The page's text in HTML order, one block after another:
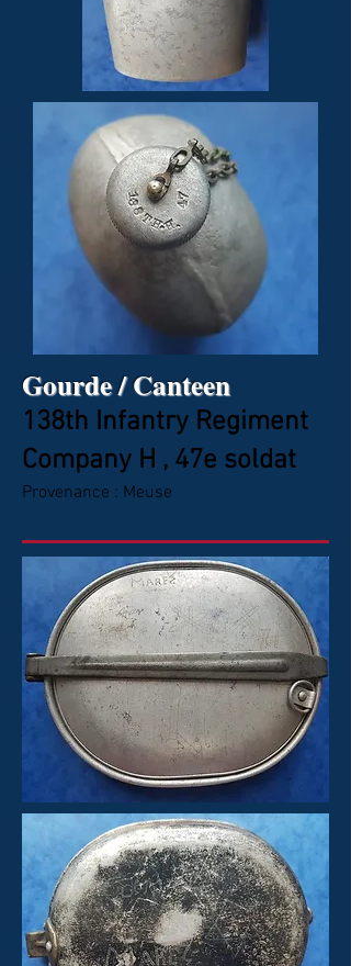
Gourde / Canteen
138th Infantry Regiment
Company H , 47e soldat
Provenance : Meuse